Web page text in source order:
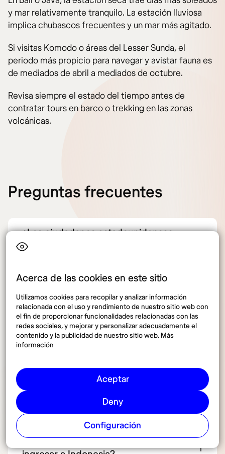
Acerca de las cookies en este sitio
Utilizamos cookies para recopilar y analizar información
relacionada con el uso y rendimiento de nuestro sitio web con
el fin de proporcionar funcionalidades relacionadas con las
redes sociales, y mejorar y personalizar adecuadamente el
contenido y la publicidad de nuestro sitio web. Más
información
Aceptar
Deny
Configuración
y mar relativamente tranquilo. La estación lluviosa
implica chubascos frecuentes y un mar más agitado.
Si visitas Komodo o áreas del Lesser Sunda, el
periodo más propicio para navegar y avistar fauna es
de mediados de abril a mediados de octubre.
Revisa siempre el estado del tiempo antes de
contratar tours en barco o trekking en las zonas
volcánicas.
Preguntas frecuentes
¿Los ciudadanos estadounidenses
necesitan visa para viajar a Indonesia en
¿Qué vigencia debe tener el pasaporte
para entrar a Indonesia?
¿Es obligatorio contar con vacunas
¿Piden demostrar fondos económicos
¿Se necesita seguro de viaje para